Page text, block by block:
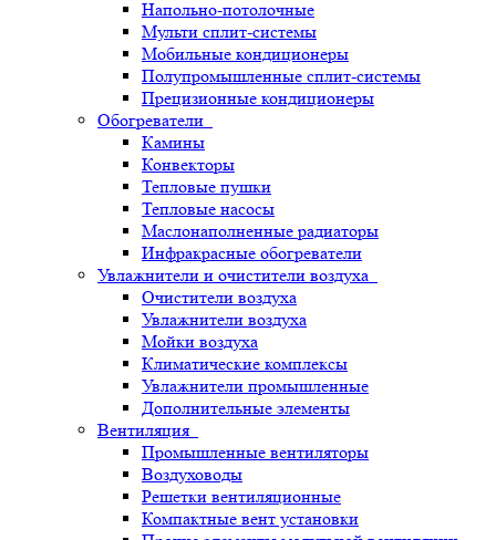
Напольно-потолочные
Мульти сплит-системы
Мобильные кондиционеры
Полупромышленные сплит-системы
Прецизионные кондиционеры
Обогреватели
Камины
Конвекторы
Тепловые пушки
Тепловые насосы
Маслонаполненные радиаторы
Инфракрасные обогреватели
Увлажнители и очистители воздуха
Очистители воздуха
Увлажнители воздуха
Мойки воздуха
Климатические комплексы
Увлажнители промышленные
Дополнительные элементы
Вентиляция
Промышленные вентиляторы
Воздуховоды
Решетки вентиляционные
Компактные вент установки